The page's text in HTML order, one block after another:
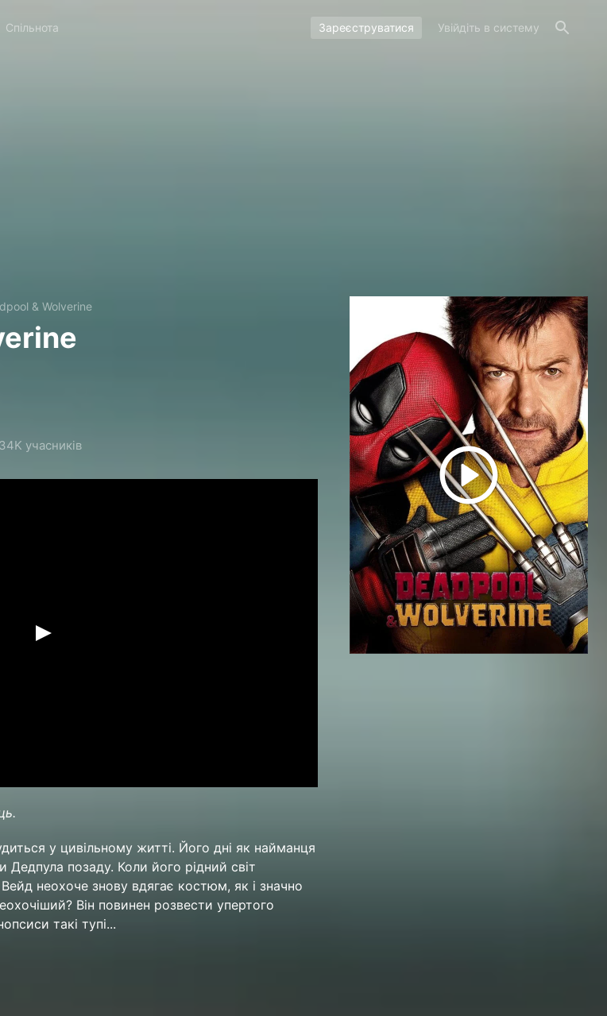
Спільнота Зареєструватися Увійдіть в систему
& Wolverine
34K учасників
у цивільному житті. Його дні як найманця
позаду. Коли його рідний світ
неохоче знову вдягає костюм, як і значно
Він повинен розвести упертого
такі тупі...